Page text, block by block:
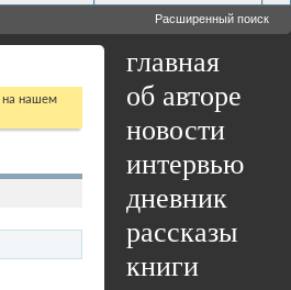
Расширенный поиск
главная
об авторе
новости
интервью
дневник
рассказы
книги
на нашем